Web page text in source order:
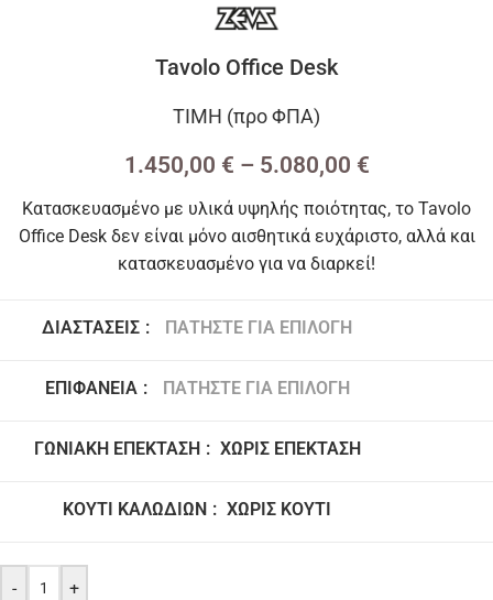
Tavolo Office Desk
ΤΙΜΗ (προ ΦΠΑ)
1.450,00 € – 5.080,00 €
Κατασκευασμένο με υλικά υψηλής ποιότητας, το Tavolo
Office Desk δεν είναι μόνο αισθητικά ευχάριστο, αλλά και
κατασκευασμένο για να διαρκεί!
ΔΙΑΣΤΆΣΕΙΣ : ΠΑΤΉΣΤΕ ΓΙΑ ΕΠΙΛΟΓΉ
ΕΠΙΦΆΝΕΙΑ : ΠΑΤΉΣΤΕ ΓΙΑ ΕΠΙΛΟΓΉ
ΓΩΝΙΑΚΉ ΕΠΈΚΤΑΣΗ : ΧΩΡΊΣ ΕΠΈΚΤΑΣΗ
ΚΟΥΤΊ ΚΑΛΩΔΊΩΝ : ΧΩΡΊΣ ΚΟΥΤΊ
-
+